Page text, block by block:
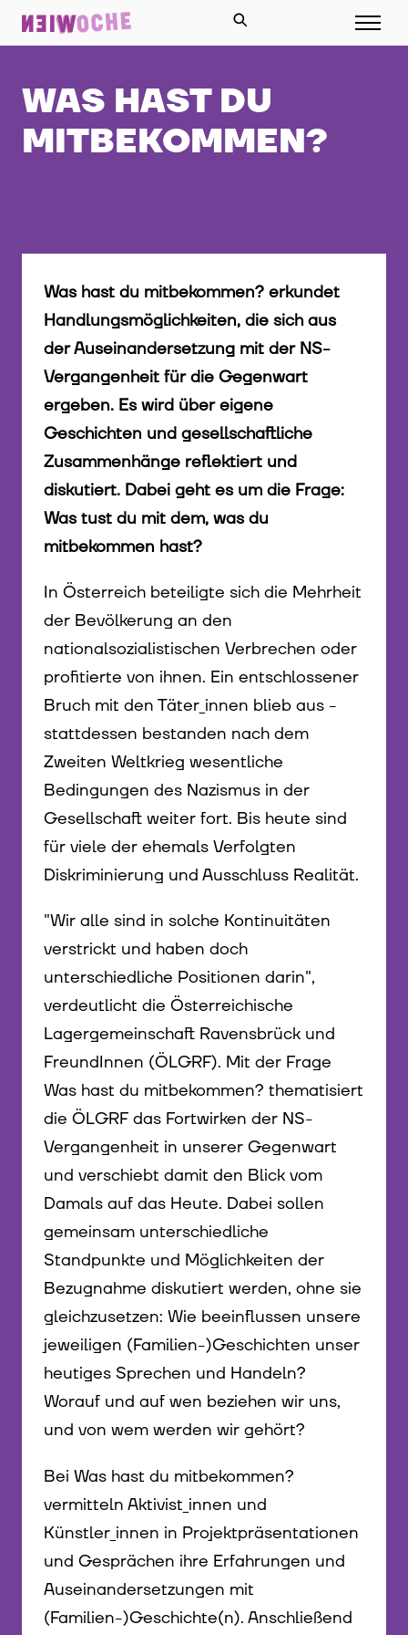
WAS HAST DU
MITBEKOMMEN?
Was hast du mitbekommen? erkundet
Handlungsmöglichkeiten, die sich aus
der Auseinandersetzung mit der NS-
Vergangenheit für die Gegenwart
ergeben. Es wird über eigene
Geschichten und gesellschaftliche
Zusammenhänge reflektiert und
diskutiert. Dabei geht es um die Frage:
Was tust du mit dem, was du
mitbekommen hast?
In Österreich beteiligte sich die Mehrheit
der Bevölkerung an den
nationalsozialistischen Verbrechen oder
profitierte von ihnen. Ein entschlossener
Bruch mit den Täter_innen blieb aus -
stattdessen bestanden nach dem
Zweiten Weltkrieg wesentliche
Bedingungen des Nazismus in der
Gesellschaft weiter fort. Bis heute sind
für viele der ehemals Verfolgten
Diskriminierung und Ausschluss Realität.
"Wir alle sind in solche Kontinuitäten
verstrickt und haben doch
unterschiedliche Positionen darin",
verdeutlicht die Österreichische
Lagergemeinschaft Ravensbrück und
FreundInnen (ÖLGRF). Mit der Frage
Was hast du mitbekommen? thematisiert
die ÖLGRF das Fortwirken der NS-
Vergangenheit in unserer Gegenwart
und verschiebt damit den Blick vom
Damals auf das Heute. Dabei sollen
gemeinsam unterschiedliche
Standpunkte und Möglichkeiten der
Bezugnahme diskutiert werden, ohne sie
gleichzusetzen: Wie beeinflussen unsere
jeweiligen (Familien-)Geschichten unser
heutiges Sprechen und Handeln?
Worauf und auf wen beziehen wir uns,
und von wem werden wir gehört?
Bei Was hast du mitbekommen?
vermitteln Aktivist_innen und
Künstler_innen in Projektpräsentationen
und Gesprächen ihre Erfahrungen und
Auseinandersetzungen mit
(Familien-)Geschichte(n). Anschließend